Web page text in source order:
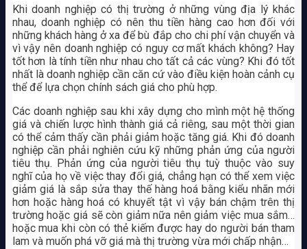
Khi doanh nghiệp có thị trường ở những vùng địa lý khác
nhau, doanh nghiệp có nên thu tiền hàng cao hơn đối với
những khách hàng ở xa để bù đắp cho chi phí vận chuyển và
vì vậy nên doanh nghiệp có nguy cơ mất khách không? Hay
tốt hơn là tính tiền như nhau cho tất cả các vùng? Khi đó tốt
nhất là doanh nghiệp cần căn cứ vào điều kiện hoàn cảnh cụ
thể để lựa chọn chính sách giá cho phù hợp.
Các doanh nghiệp sau khi xây dựng cho mình một hệ thống
giá và chiến lược hình thành giá cả riêng, sau một thời gian
có thể cảm thấy cần phải giảm hoặc tăng giá. Khi đó doanh
nghiệp cần phải nghiên cứu kỹ những phản ứng của người
tiêu thụ. Phản ứng của người tiêu thụ tuỳ thuộc vào suy
nghĩ của họ về việc thay đổi giá, chẳng hạn có thể xem việc
giảm giá là sắp sửa thay thế hàng hoá bằng kiểu nhãn mới
hơn hoặc hàng hoá có khuyết tật vì vậy bán chậm trên thị
trường hoặc giá sẽ còn giảm nữa nên giảm việc mua sắm…
hoặc mua khi còn có thẻ kiếm được hay do người bán tham
lam và muốn phá vỡ giá mà thị trường vừa mới chấp nhận…